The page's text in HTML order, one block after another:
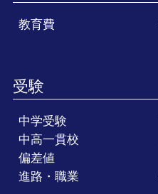
教育費
受験
中学受験
中高一貫校
偏差値
進路・職業